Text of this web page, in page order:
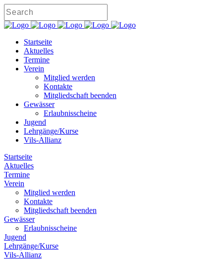
Startseite
Aktuelles
Termine
Verein
Mitglied werden
Kontakte
Mitgliedschaft beenden
Gewässer
Erlaubnisscheine
Jugend
Lehrgänge/Kurse
Vils-Allianz
Startseite
Aktuelles
Termine
Verein
Mitglied werden
Kontakte
Mitgliedschaft beenden
Gewässer
Erlaubnisscheine
Jugend
Lehrgänge/Kurse
Vils-Allianz